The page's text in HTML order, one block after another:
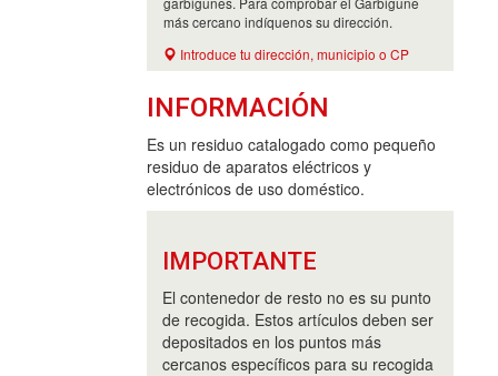
más cercano indíquenos su dirección.
Introduce tu dirección, municipio o CP
INFORMACIÓN
Es un residuo catalogado como pequeño
residuo de aparatos eléctricos y
electrónicos de uso doméstico.
IMPORTANTE
El contenedor de resto no es su punto
de recogida. Estos artículos deben ser
depositados en los puntos más
cercanos específicos para su recogida